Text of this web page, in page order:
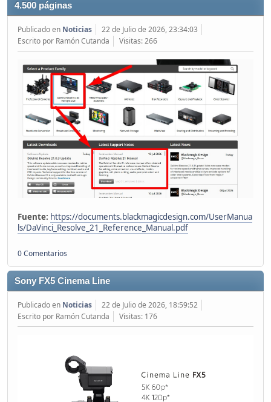
4.500 páginas
Publicado en Noticias
22 de Julio de 2026, 23:34:03
Escrito por Ramón Cutanda
Visitas: 266
Fuente: https://documents.blackmagicdesign.com/UserManua
ls/DaVinci_Resolve_21_Reference_Manual.pdf
0 Comentarios
Sony FX5 Cinema Line
Publicado en Noticias
22 de Julio de 2026, 18:59:52
Escrito por Ramón Cutanda
Visitas: 176